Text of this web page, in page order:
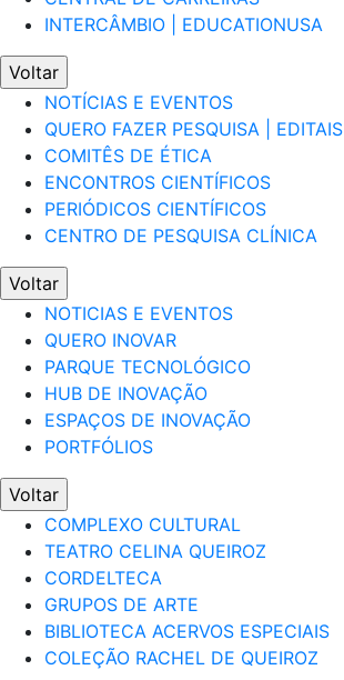
INTERCÂMBIO | EDUCATIONUSA
Voltar
NOTÍCIAS E EVENTOS
QUERO FAZER PESQUISA | EDITAIS
COMITÊS DE ÉTICA
ENCONTROS CIENTÍFICOS
PERIÓDICOS CIENTÍFICOS
CENTRO DE PESQUISA CLÍNICA
Voltar
NOTICIAS E EVENTOS
QUERO INOVAR
PARQUE TECNOLÓGICO
HUB DE INOVAÇÃO
ESPAÇOS DE INOVAÇÃO
PORTFÓLIOS
Voltar
COMPLEXO CULTURAL
TEATRO CELINA QUEIROZ
CORDELTECA
GRUPOS DE ARTE
BIBLIOTECA ACERVOS ESPECIAIS
COLEÇÃO RACHEL DE QUEIROZ